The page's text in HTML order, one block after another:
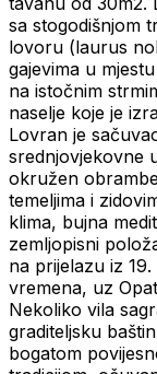
sa stogodišnjom
lovoru (laurus
gajevima u
na istočnim
naselje koje je
Lovran je
srednjovjekovne
okružen
temeljima i
klima, bujna
zemljopisni
na prijelazu iz
vremena, uz
Nekoliko vila
graditeljsku
bogatom